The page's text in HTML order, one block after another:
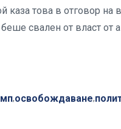
каза това в отговор
свален от власт от
,освобождаване,